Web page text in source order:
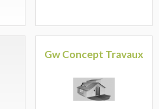
Gw Concept Travaux